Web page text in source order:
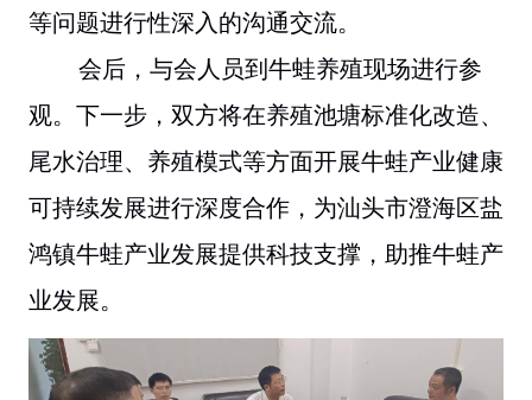
等问题进行性深入的沟通交流。
会后，与会人员到牛蛙养殖现场进行参
观。下一步，双方将在养殖池塘标准化改造、
尾水治理、养殖模式等方面开展牛蛙产业健康
可持续发展进行深度合作，为汕头市澄海区盐
鸿镇牛蛙产业发展提供科技支撑，助推牛蛙产
业发展。